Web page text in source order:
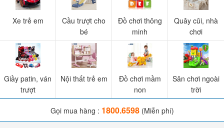
Xe trẻ em
Cầu trượt cho
bé
Đồ chơi thông
minh
Quây cũi, nhà
chơi
Giầy patin, ván
trượt
Nội thất trẻ em
Đồ chơi mầm
non
Sân chơi ngoài
trời
Gọi mua hàng : 1800.6598(Miễn phí)